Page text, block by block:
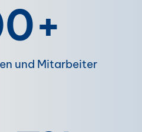
und Mitarbeiter